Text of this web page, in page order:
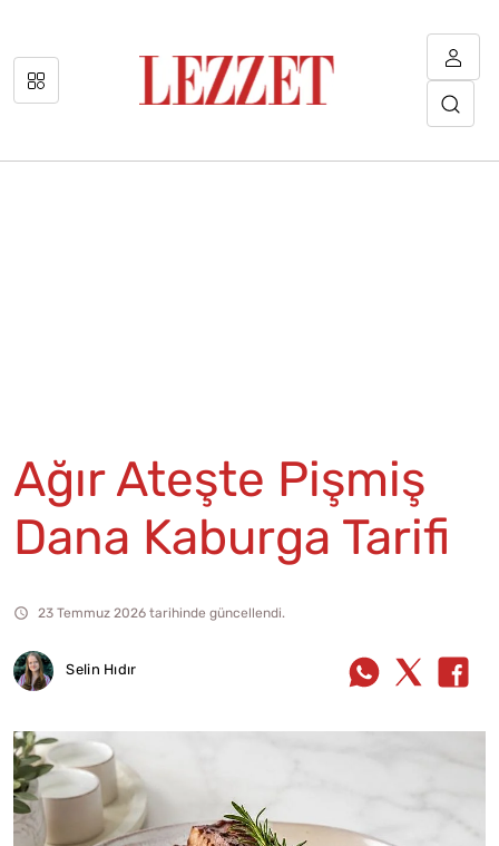
Ağır Ateşte Pişmiş
Dana Kaburga Tarifi
23 Temmuz 2026 tarihinde güncellendi.
Selin Hıdır